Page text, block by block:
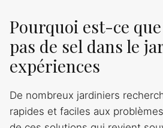
Pourquoi est-ce
pas de sel dans le
expériences
De nombreux jardiniers
rapides et faciles aux